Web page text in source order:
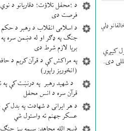
د ؛محفل تلاؤت؛ دقاریانو د
فرصت دی
د اسلامی انقلاب د رهبر د
جنګ په ډګر او له دښمن سره په
بریا لازم شرط دی
په مراکش کې د قرآن کریم د
(انځوریز راپور)
د شهید رهبر په درنښت کې په
قرآن سره د انس محفل
د هر ایرانی د شهادت په بدل کې
عسکر جهنم ته واستول شي
ډلې
کیږي
دی.